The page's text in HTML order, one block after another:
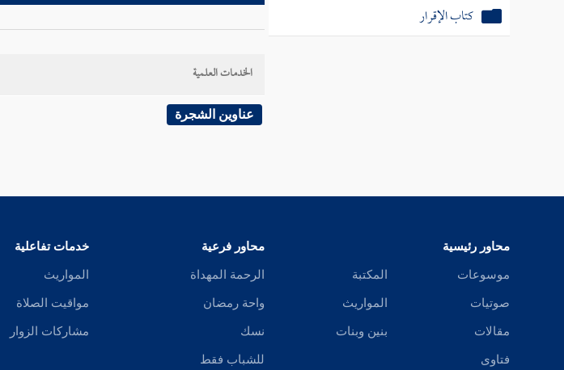
كتاب الإقرار
الخدمات العلمية
عناوين الشجرة
محاور رئيسية
موسوعات
صوتيات
مقالات
فتاوى
المكتبة
المواريث
بنين وبنات
محاور فرعية
الرحمة المهداة
واحة رمضان
نسك
للشباب فقط
خدمات تفاعلية
المواريث
مواقيت الصلاة
مشاركات الزوار